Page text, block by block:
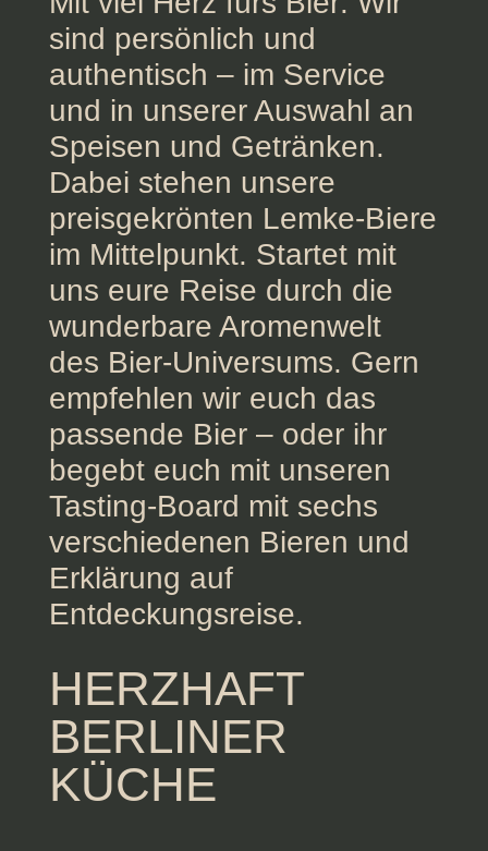
sind persönlich und
authentisch – im Service
und in unserer Auswahl an
Speisen und Getränken.
Dabei stehen unsere
preisgekrönten Lemke-Biere
im Mittelpunkt. Startet mit
uns eure Reise durch die
wunderbare Aromenwelt
des Bier-Universums. Gern
empfehlen wir euch das
passende Bier – oder ihr
begebt euch mit unseren
Tasting-Board mit sechs
verschiedenen Bieren und
Erklärung auf
Entdeckungsreise.
HERZHAFT
BERLINER
KÜCHE